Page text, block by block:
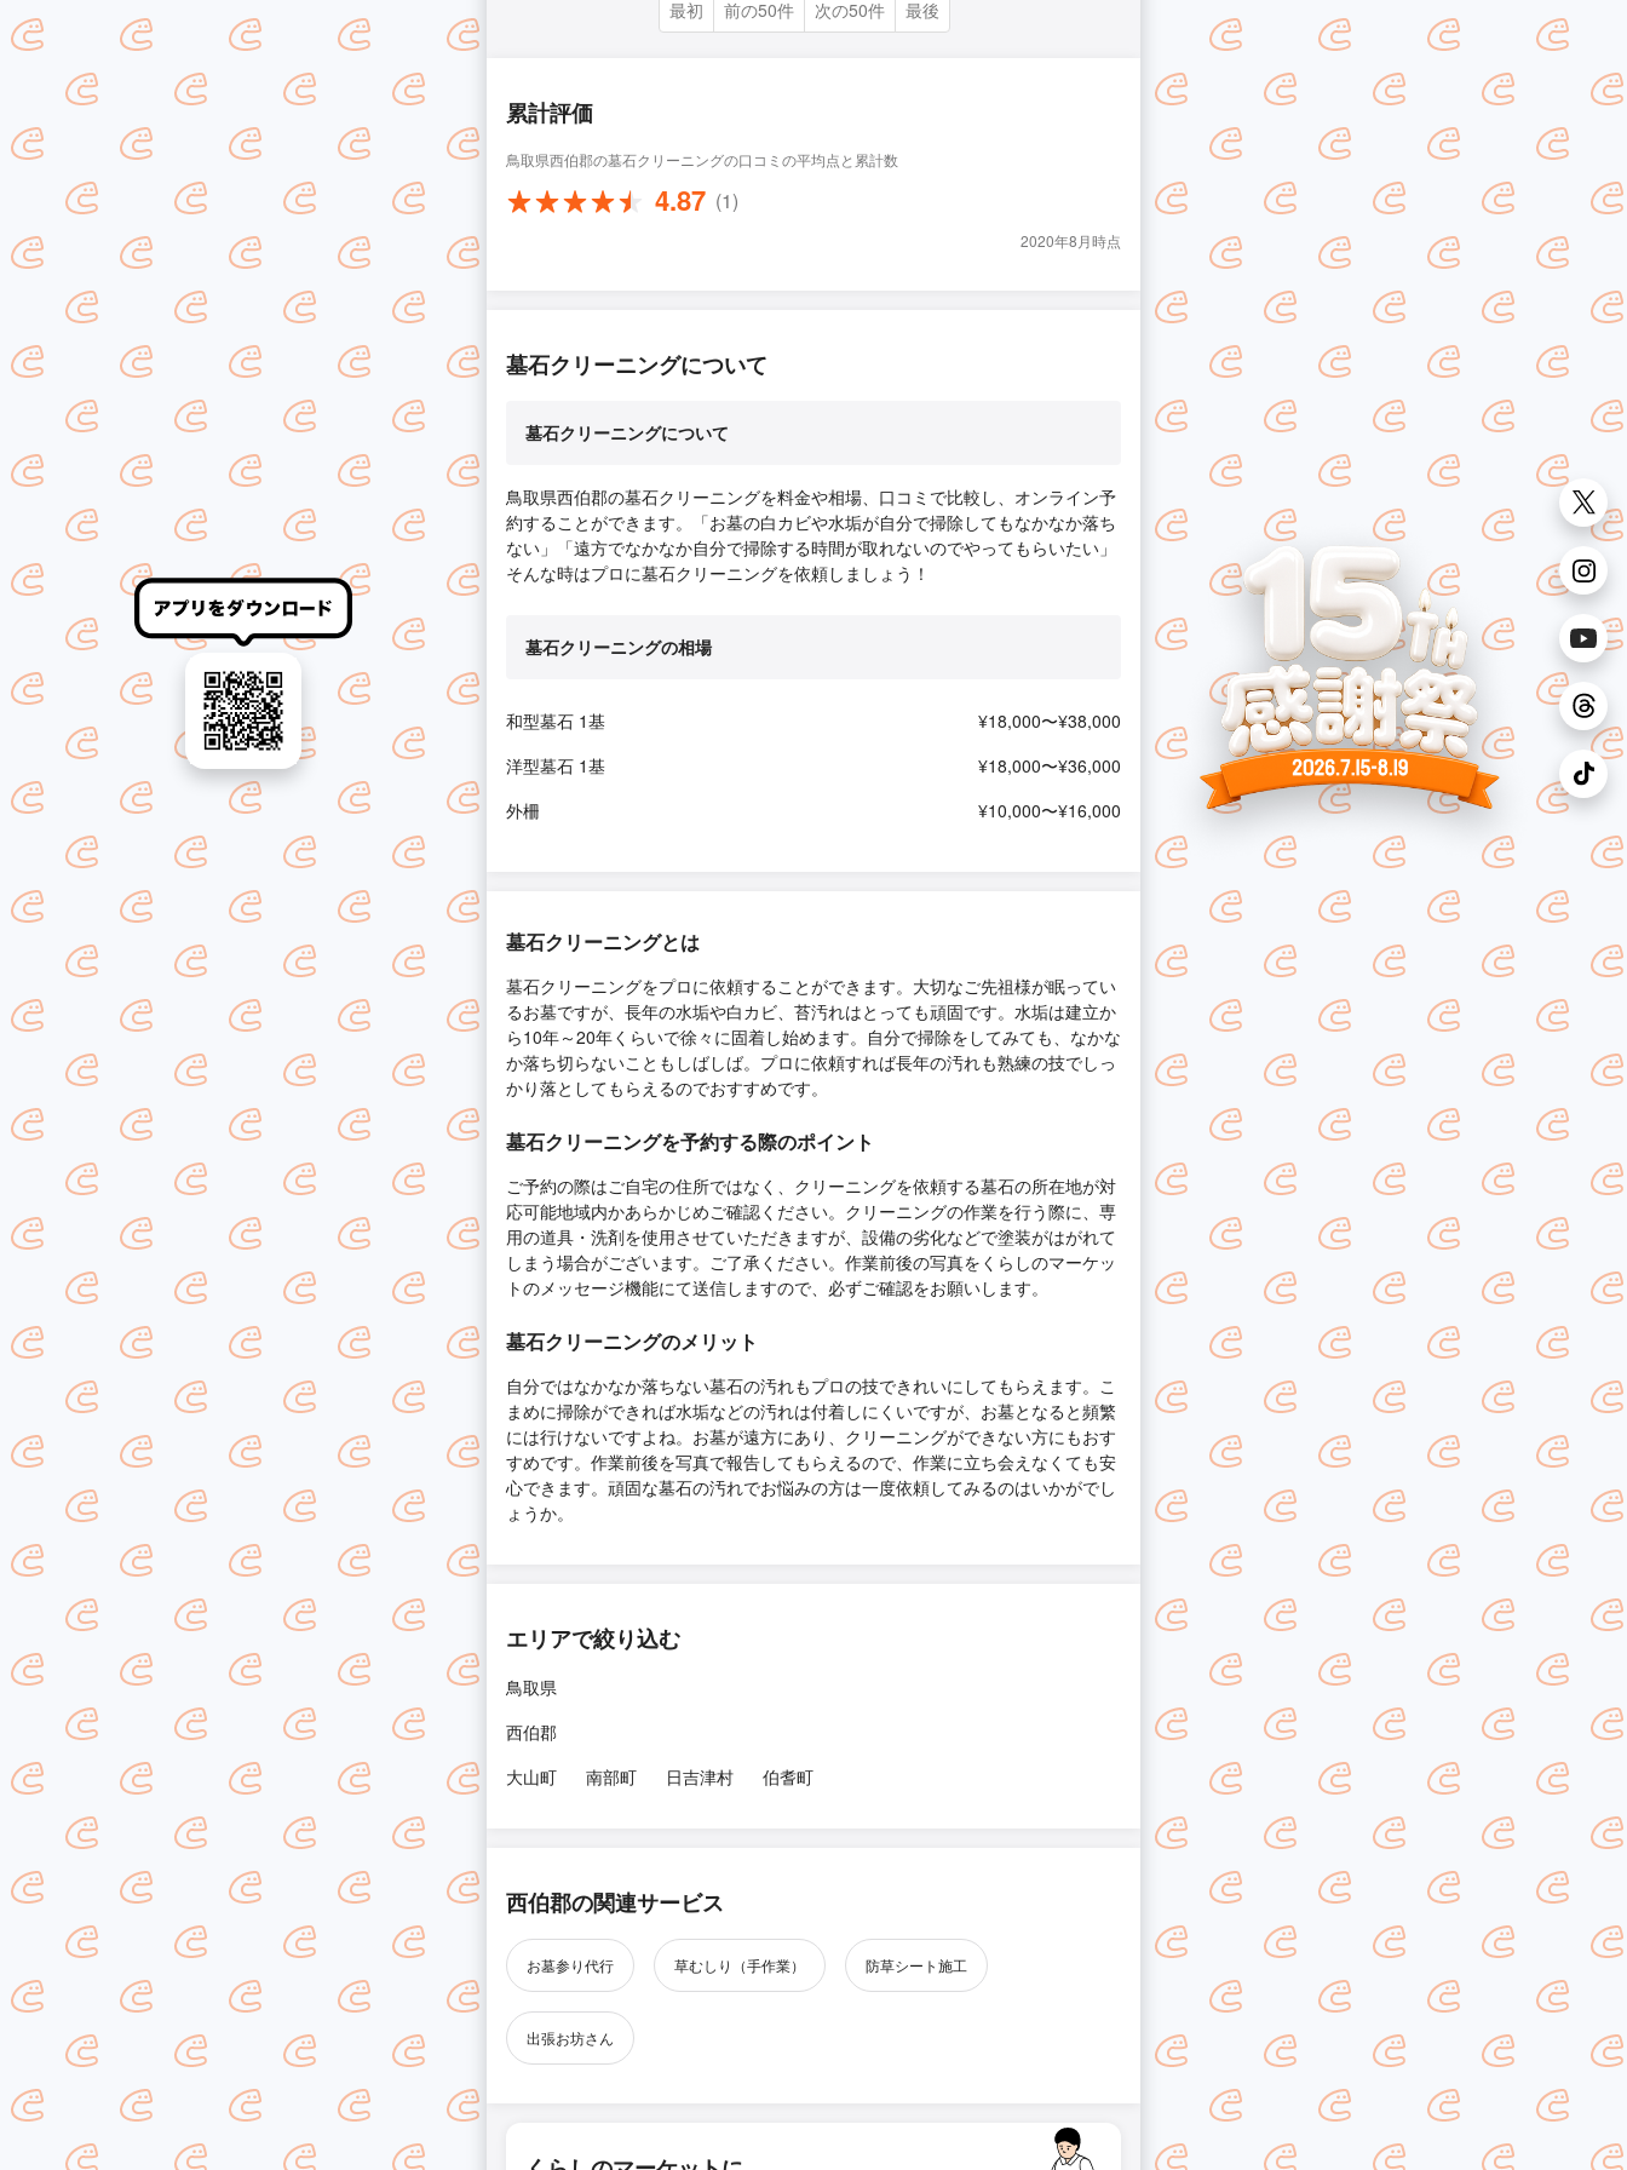
最初 前の50件 次の50件 最後
累計評価
鳥取県西伯郡の墓石クリーニングの口コミの平均点と累計数
4.87 (1)
2020年8月時点
墓石クリーニングについて
墓石クリーニングについて
鳥取県西伯郡の墓石クリーニングを料金や相場、口コミで比較し、オンライン予
約することができます。「お墓の白カビや水垢が自分で掃除してもなかなか落ち
ない」「遠方でなかなか自分で掃除する時間が取れないのでやってもらいたい」
そんな時はプロに墓石クリーニングを依頼しましょう！
墓石クリーニングの相場
和型墓石 1基
¥18,000〜¥38,000
洋型墓石 1基
¥18,000〜¥36,000
外柵
¥10,000〜¥16,000
墓石クリーニングとは
墓石クリーニングをプロに依頼することができます。大切なご先祖様が眠ってい
るお墓ですが、長年の水垢や白カビ、苔汚れはとっても頑固です。水垢は建立か
ら10年～20年くらいで徐々に固着し始めます。自分で掃除をしてみても、なかな
か落ち切らないこともしばしば。プロに依頼すれば長年の汚れも熟練の技でしっ
かり落としてもらえるのでおすすめです。
墓石クリーニングを予約する際のポイント
ご予約の際はご自宅の住所ではなく、クリーニングを依頼する墓石の所在地が対
応可能地域内かあらかじめご確認ください。クリーニングの作業を行う際に、専
用の道具・洗剤を使用させていただきますが、設備の劣化などで塗装がはがれて
しまう場合がございます。ご了承ください。作業前後の写真をくらしのマーケッ
トのメッセージ機能にて送信しますので、必ずご確認をお願いします。
墓石クリーニングのメリット
自分ではなかなか落ちない墓石の汚れもプロの技できれいにしてもらえます。こ
まめに掃除ができれば水垢などの汚れは付着しにくいですが、お墓となると頻繁
には行けないですよね。お墓が遠方にあり、クリーニングができない方にもおす
すめです。作業前後を写真で報告してもらえるので、作業に立ち会えなくても安
心できます。頑固な墓石の汚れでお悩みの方は一度依頼してみるのはいかがでし
ょうか。
エリアで絞り込む
鳥取県
西伯郡
大山町
南部町 日吉津村 伯耆町
西伯郡の関連サービス
お墓参り代行 草むしり（手作業） 防草シート施工
出張お坊さん